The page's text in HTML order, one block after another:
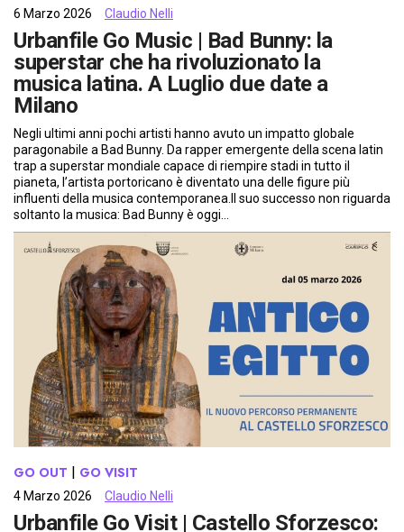
6 Marzo 2026 Claudio Nelli
Urbanfile Go Music | Bad Bunny: la
superstar che ha rivoluzionato la
musica latina. A Luglio due date a
Milano
Negli ultimi anni pochi artisti hanno avuto un impatto globale
paragonabile a Bad Bunny. Da rapper emergente della scena latin
trap a superstar mondiale capace di riempire stadi in tutto il
pianeta, l’artista portoricano è diventato una delle figure più
influenti della musica contemporanea.Il suo successo non riguarda
soltanto la musica: Bad Bunny è oggi…
GO OUT | GO VISIT
4 Marzo 2026 Claudio Nelli
Urbanfile Go Visit | Castello Sforzesco: